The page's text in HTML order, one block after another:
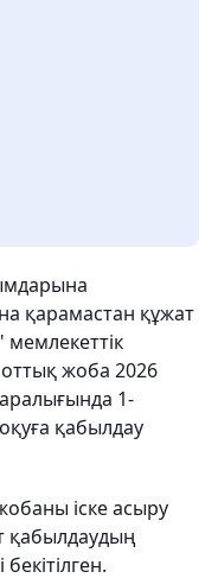
қарамастан құжат
жоба 2026
1-
қабылдау
іске асыру
қабылдаудың